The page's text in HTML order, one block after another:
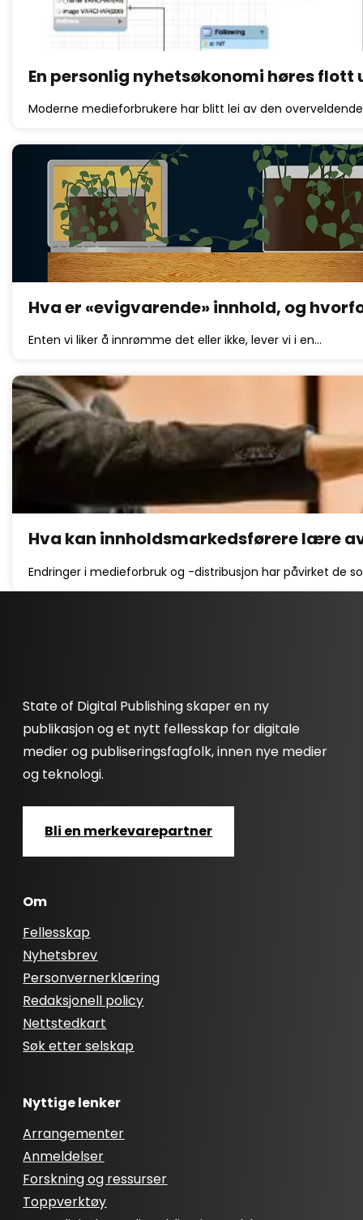
En personlig nyhetsøkonomi høres flott
Moderne medieforbrukere har blitt lei av den
Hva er «evigvarende» innhold, og
Enten vi liker å innrømme det eller ikke, lever vi i en…
Hva kan innholdsmarkedsførere lære
Endringer i medieforbruk og -distribusjon har påvirket de
State of Digital Publishing skaper en ny
publikasjon og et nytt fellesskap for digitale
medier og publiseringsfagfolk, innen nye medier
og teknologi.
Bli en merkevarepartner
Om
Fellesskap
Nyhetsbrev
Personvernerklæring
Redaksjonell policy
Nettstedkart
Søk etter selskap
Nyttige lenker
Arrangementer
Anmeldelser
Forskning og ressurser
Toppverktøy